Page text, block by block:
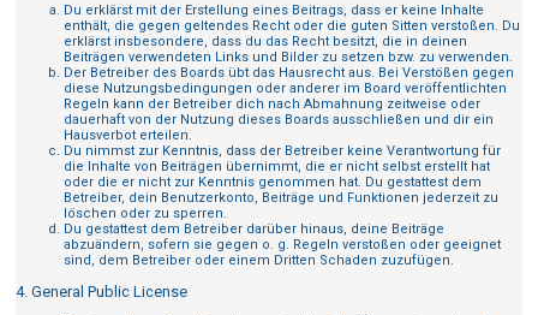
Du erklärst mit der Erstellung eines Beitrags, dass er keine Inhalte
enthält, die gegen geltendes Recht oder die guten Sitten verstoßen. Du
erklärst insbesondere, dass du das Recht besitzt, die in deinen
Beiträgen verwendeten Links und Bilder zu setzen bzw. zu verwenden.
Der Betreiber des Boards übt das Hausrecht aus. Bei Verstößen gegen
diese Nutzungsbedingungen oder anderer im Board veröffentlichten
Regeln kann der Betreiber dich nach Abmahnung zeitweise oder
dauerhaft von der Nutzung dieses Boards ausschließen und dir ein
Hausverbot erteilen.
Du nimmst zur Kenntnis, dass der Betreiber keine Verantwortung für
die Inhalte von Beiträgen übernimmt, die er nicht selbst erstellt hat
oder die er nicht zur Kenntnis genommen hat. Du gestattest dem
Betreiber, dein Benutzerkonto, Beiträge und Funktionen jederzeit zu
löschen oder zu sperren.
Du gestattest dem Betreiber darüber hinaus, deine Beiträge
abzuändern, sofern sie gegen o. g. Regeln verstoßen oder geeignet
sind, dem Betreiber oder einem Dritten Schaden zuzufügen.
4. General Public License